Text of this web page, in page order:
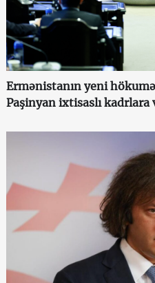
Ermənistanın yeni
Paşinyan ixtisaslı kadrlara